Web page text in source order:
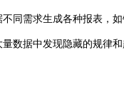
同需求生成各种报表，
数据中发现隐藏的规律